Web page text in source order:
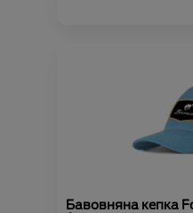
Бавовняна кепка